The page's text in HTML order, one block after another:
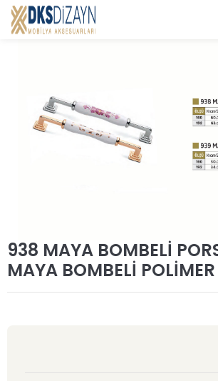
938 MAYA BOMBELİ
MAYA BOMBELİ POLİMER